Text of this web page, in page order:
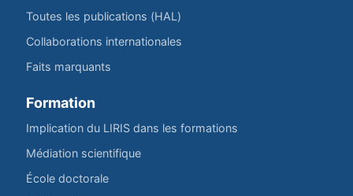
Toutes les publications (HAL)
Collaborations internationales
Faits marquants
Formation
Implication du LIRIS dans les formations
Médiation scientifique
École doctorale